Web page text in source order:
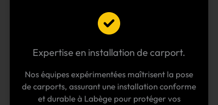
Expertise en installation de carport.
Nos équipes expérimentées maîtrisent la pose
de carports, assurant une installation conforme
et durable à Labège pour protéger vos